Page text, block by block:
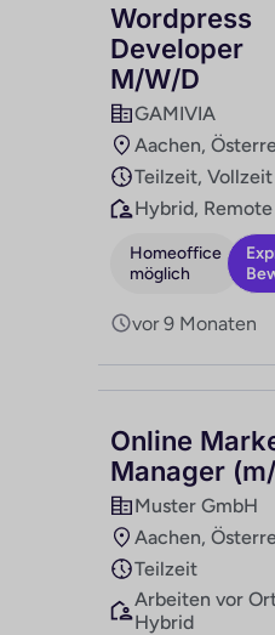
Wordpress
Developer
M/W/D
GAMIVIA
Aachen,
Teilzeit, Vollzeit
Hybrid, Remote
Homeoffice
möglich
vor 9 Monaten
Online
Manager
Muster GmbH
Aachen,
Teilzeit
Arbeiten vor
Hybrid